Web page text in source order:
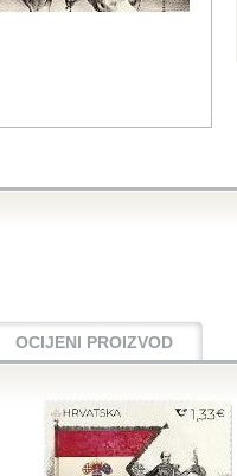
OCIJENI PROIZVOD